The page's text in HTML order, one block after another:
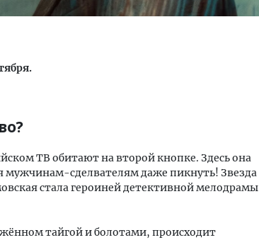
ТВ обитают на второй кнопке. Здесь она
мужчинам-сделвателям даже пикнуть! Звезда
стала героиней детективной мелодрамы
тайгой и болотами, происходит